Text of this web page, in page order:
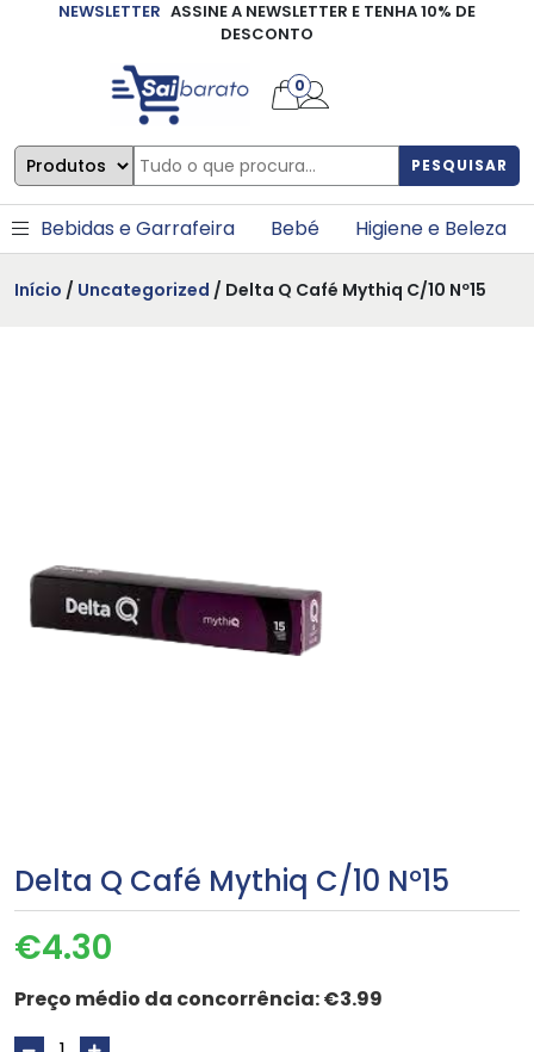
NEWSLETTER ASSINE A NEWSLETTER E TENHA 10% DE
DESCONTO
PESQUISAR
0
Bebidas e Garrafeira Bebé Higiene e Beleza
Início / Uncategorized / Delta Q Café Mythiq C/10 Nº15
Delta Q Café Mythiq C/10 Nº15
€4.30
Preço médio da concorrência:€3.99